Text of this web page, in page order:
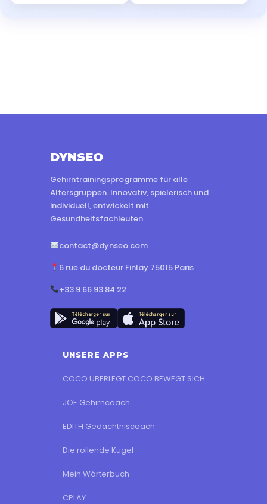
DYNSEO
Gehirntrainingsprogramme für alle
Altersgruppen. Innovativ, spielerisch und
individuell, entwickelt mit
Gesundheitsfachleuten.
contact@dynseo.com
6 rue du docteur Finlay 75015 Paris
+33 9 66 93 84 22
UNSERE APPS
COCO ÜBERLEGT COCO BEWEGT SICH
JOE Gehirncoach
EDITH Gedächtniscoach
Die rollende Kugel
Mein Wörterbuch
CPLAY